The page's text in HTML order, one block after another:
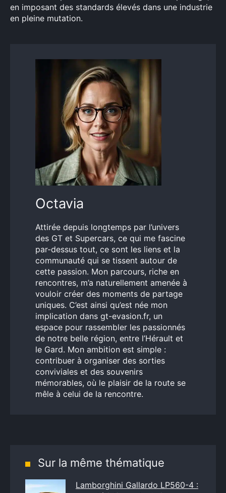
en imposant des standards élevés dans une industrie
en pleine mutation.
Octavia
Attirée depuis longtemps par l’univers
des GT et Supercars, ce qui me fascine
par-dessus tout, ce sont les liens et la
communauté qui se tissent autour de
cette passion. Mon parcours, riche en
rencontres, m’a naturellement amenée à
vouloir créer des moments de partage
uniques. C’est ainsi qu’est née mon
implication dans gt-evasion.fr, un
espace pour rassembler les passionnés
de notre belle région, entre l’Hérault et
le Gard. Mon ambition est simple :
contribuer à organiser des sorties
conviviales et des souvenirs
mémorables, où le plaisir de la route se
mêle à celui de la rencontre.
Sur la même thématique
Lamborghini Gallardo LP560-4 :